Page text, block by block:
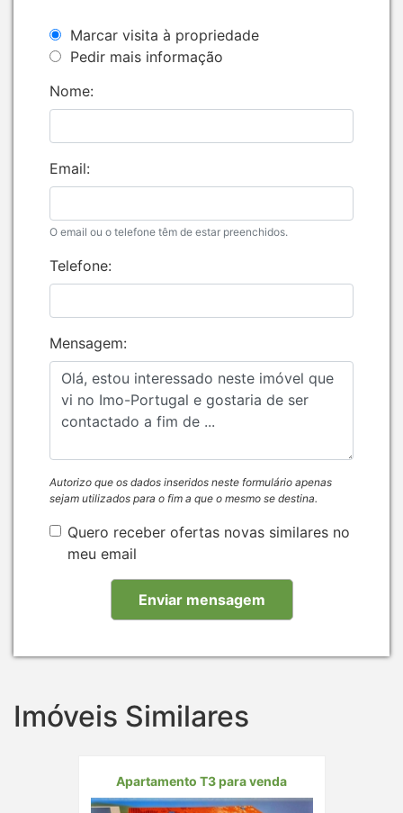
Marcar visita à propriedade
Pedir mais informação
Nome:
Email:
O email ou o telefone têm de estar preenchidos.
Telefone:
Mensagem:
Autorizo que os dados inseridos neste formulário apenas
sejam utilizados para o fim a que o mesmo se destina.
Quero receber ofertas novas similares no
meu email
Imóveis Similares
Apartamento T3 para venda